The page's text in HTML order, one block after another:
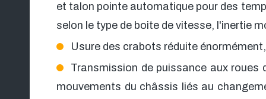
et talon pointe automatique pour des
selon le type de boite de vitesse, l'inertie
Usure des crabots réduite
Transmission de puissance aux
mouvements du châssis liés au